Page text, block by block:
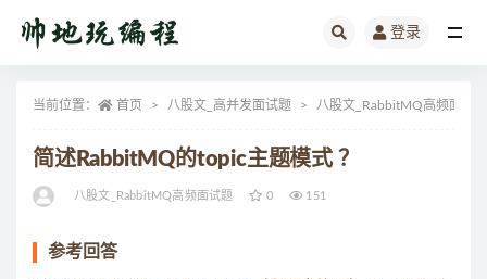
登录
当前位置： 首页 八股文_高并发面试题 八股文_RabbitMQ高频面试题
简述RabbitMQ的topic主题模式 ？
八股文_RabbitMQ高频面试题 0 151
参考回答